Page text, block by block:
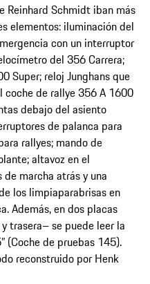
Reinhard Schmidt iban más
elementos: iluminación del
con un interruptor
del 356 Carrera;
Super; reloj Junghans que
de rallye 356 A 1600
debajo del asiento
de palanca para
rallyes; mando de
altavoz en el
marcha atrás y una
los limpiaparabrisas en
Además, en dos placas
trasera– se puede leer la
(Coche de pruebas 145).
reconstruido por Henk